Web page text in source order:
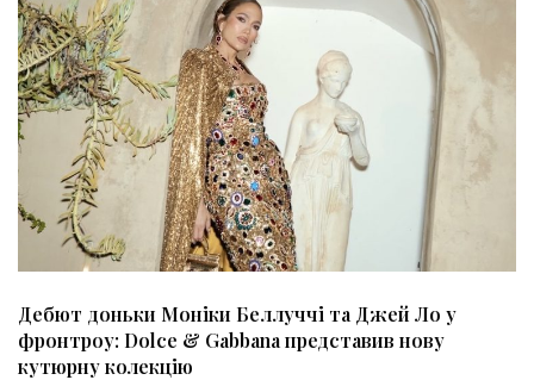
Дебют доньки Моніки Беллуччі та Джей Ло у
фронтроу: Dolce & Gabbana представив нову
кутюрну колекцію